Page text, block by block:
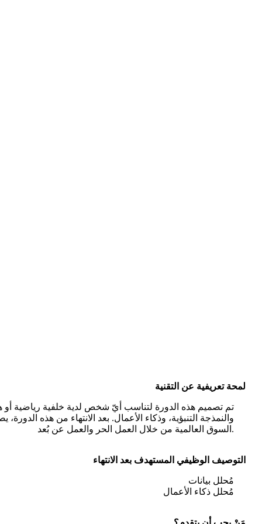
لمحة تعريفية عن التقنية
تم تصميم هذه الدورة لتناسب أيّ شخص لدية خلفية رياضية أو
والنمذجة التنبؤية، وذكاء الأعمال. بعد الانتهاء من هذه
السوق العالمية من خلال العمل الحر والعمل عن بُعد.
التوصيف الوظيفي المستهدف بعد الانتهاء
مُحلل بيانات
مُحلل ذكاء الأعمال